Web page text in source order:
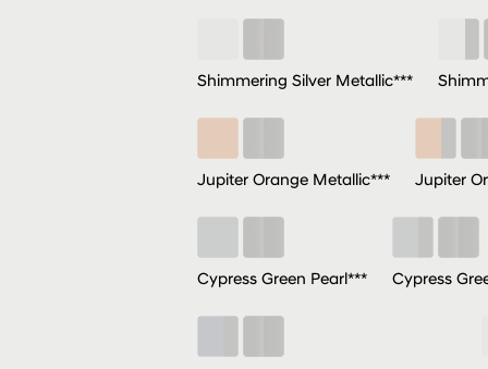
Shimmering Silver Metallic***
Jupiter Orange Metallic*** Jupiter
Cypress Green Pearl*** Cypress